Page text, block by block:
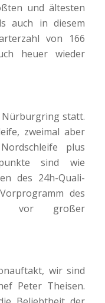
und ältesten
auch in diesem
von 166
heuer wieder
Nürburgring statt.
zweimal aber
plus
sind wie
des 24h-Quali-
des
vor großer
wir sind
Peter Theisen.